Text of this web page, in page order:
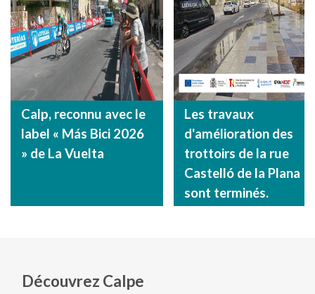
Calp, reconnu avec le
label « Más Bici 2026
» de La Vuelta
Les travaux
d'amélioration des
trottoirs de la rue
Castelló de la Plana
sont terminés.
Découvrez Calpe